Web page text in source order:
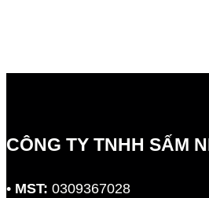
CÔNG TY TNHH SẤM
• MST: 0309367028